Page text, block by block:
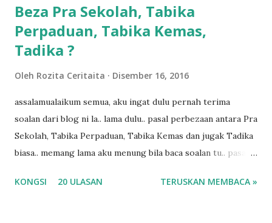
Beza Pra Sekolah, Tabika
Perpaduan, Tabika Kemas,
Tadika ?
Oleh Rozita Ceritaita Disember 16, 2016
assalamualaikum semua, aku ingat dulu pernah terima
soalan dari blog ni la.. lama dulu.. pasal perbezaan antara Pra
Sekolah, Tabika Perpaduan, Tabika Kemas dan jugak Tadika
biasa.. memang lama aku menung bila baca soalan tu.. pasal
ko.. masa tu aku baru je ada anak sorang dan aku hentam je
KONGSI 20 ULASAN TERUSKAN MEMBACA »